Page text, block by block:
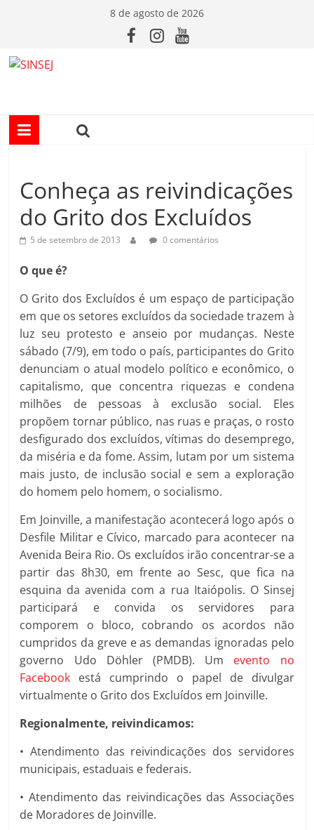
conteúdo
8 de agosto de 2026
I
S
E
Conheça as reivindicações
do Grito dos Excluídos
5 de setembro de 2013 0 comentários
O que é?
O Grito dos Excluídos é um espaço de participação
em que os setores excluídos da sociedade trazem à
luz seu protesto e anseio por mudanças. Neste
sábado (7/9), em todo o país, participantes do Grito
denunciam o atual modelo político e econômico, o
capitalismo, que concentra riquezas e condena
milhões de pessoas à exclusão social. Eles
propõem tornar público, nas ruas e praças, o rosto
desfigurado dos excluídos, vítimas do desemprego,
da miséria e da fome. Assim, lutam por um sistema
mais justo, de inclusão social e sem a exploração
do homem pelo homem, o socialismo.
Em Joinville, a manifestação acontecerá logo após o
Desfile Militar e Cívico, marcado para acontecer na
Avenida Beira Rio. Os excluídos irão concentrar-se a
partir das 8h30, em frente ao Sesc, que fica na
esquina da avenida com a rua Itaiópolis. O Sinsej
participará e convida os servidores para
comporem o bloco, cobrando os acordos não
cumpridos da greve e as demandas ignoradas pelo
governo Udo Döhler (PMDB). Um evento no
Facebook está cumprindo o papel de divulgar
virtualmente o Grito dos Excluídos em Joinville.
Regionalmente, reivindicamos:
• Atendimento das reivindicações dos servidores
municipais, estaduais e federais.
• Atendimento das reivindicações das Associações
de Moradores de Joinville.